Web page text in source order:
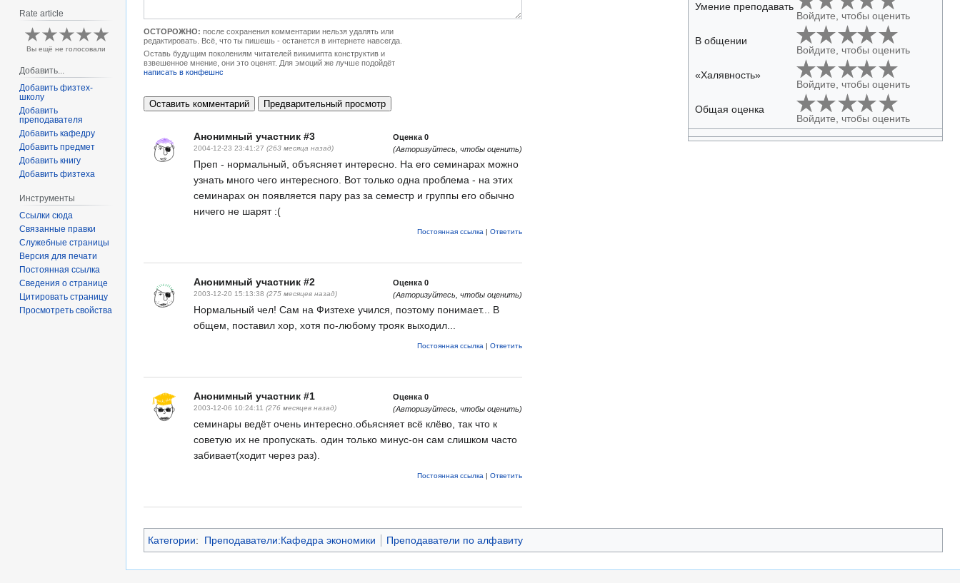
Умение преподавать
Войдите, чтобы оценить
В общении
Войдите, чтобы оценить
«Халявность»
Войдите, чтобы оценить
Общая оценка
Войдите, чтобы оценить
ОСТОРОЖНО: после сохранения комментарии нельзя удалять или
редактировать. Всё, что ты пишешь - останется в интернете навсегда.
Оставь будущим поколениям читателей викимипта конструктив и
взвешенное мнение, они это оценят. Для эмоций же лучше подойдёт
написать в конфешнс
Анонимный участник #3
2004-12-23 23:41:27 (263 месяца назад)
Оценка 0
(Авторизуйтесь, чтобы оценить)
Преп - нормальный, объясняет интересно. На его семинарах можно
узнать много чего интересного. Вот только одна проблема - на этих
семинарах он появляется пару раз за семестр и группы его обычно
ничего не шарят :(
Постоянная ссылка | Ответить
Анонимный участник #2
2003-12-20 15:13:38 (275 месяцев назад)
Оценка 0
(Авторизуйтесь, чтобы оценить)
Нормальный чел! Сам на Физтехе учился, поэтому понимает... В
общем, поставил хор, хотя по-любому трояк выходил...
Постоянная ссылка | Ответить
Анонимный участник #1
2003-12-06 10:24:11 (276 месяцев назад)
Оценка 0
(Авторизуйтесь, чтобы оценить)
семинары ведёт очень интересно.обьясняет всё клёво, так что к
советую их не пропускать. один только минус-он сам слишком часто
забивает(ходит через раз).
Постоянная ссылка | Ответить
Категории: Преподаватели:Кафедра экономики Преподаватели по алфавиту
Rate article
Вы ещё не голосовали
Добавить...
Добавить физтех-
школу
Добавить
преподавателя
Добавить кафедру
Добавить предмет
Добавить книгу
Добавить физтеха
Инструменты
Ссылки сюда
Связанные правки
Служебные страницы
Версия для печати
Постоянная ссылка
Сведения о странице
Цитировать страницу
Просмотреть свойства